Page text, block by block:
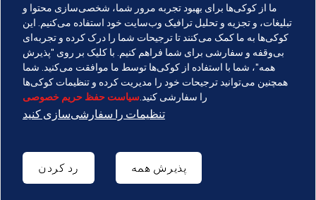
طبقه اول، Port Vila، وانواتو
CWG Markets Ltd مسئول بازاریابی، توزیع و خدمات پشتیبانی
کپی‌رایت © 2026 CWG Markets کلیه حقوق محفوظ است
شرایط خدمات سیاست حفظ حریم خصوصی
ما از کوکی‌ها برای بهبود تجربه مرور شما، شخصی‌سازی محتوا و
تبلیغات، و تجزیه و تحلیل ترافیک وب‌سایت خود استفاده می‌کنیم. این
کوکی‌ها به ما کمک می‌کنند تا ترجیحات شما را درک کرده و تجربه‌ای
بی‌وقفه و سفارشی برای شما فراهم کنیم. با کلیک بر روی "پذیرش
همه"، شما با استفاده از کوکی‌ها توسط ما موافقت می‌کنید. شما
همچنین می‌توانید ترجیحات خود را مدیریت کرده و تنظیمات کوکی‌ها
را سفارشی کنید.سیاست حفظ حریم خصوصی
تنظیمات را سفارشی‌سازی کنید
رد کردن پذیرش همه